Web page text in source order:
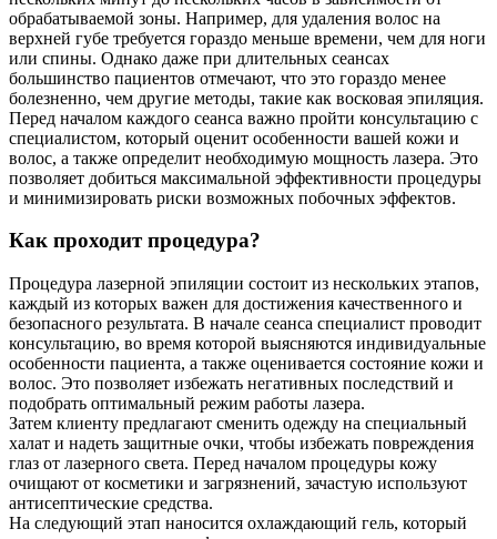
обрабатываемой зоны. Например, для удаления волос на
верхней губе требуется гораздо меньше времени, чем для ноги
или спины. Однако даже при длительных сеансах
большинство пациентов отмечают, что это гораздо менее
болезненно, чем другие методы, такие как восковая эпиляция.
Перед началом каждого сеанса важно пройти консультацию с
специалистом, который оценит особенности вашей кожи и
волос, а также определит необходимую мощность лазера. Это
позволяет добиться максимальной эффективности процедуры
и минимизировать риски возможных побочных эффектов.
Как проходит процедура?
Процедура лазерной эпиляции состоит из нескольких этапов,
каждый из которых важен для достижения качественного и
безопасного результата. В начале сеанса специалист проводит
консультацию, во время которой выясняются индивидуальные
особенности пациента, а также оценивается состояние кожи и
волос. Это позволяет избежать негативных последствий и
подобрать оптимальный режим работы лазера.
Затем клиенту предлагают сменить одежду на специальный
халат и надеть защитные очки, чтобы избежать повреждения
глаз от лазерного света. Перед началом процедуры кожу
очищают от косметики и загрязнений, зачастую используют
антисептические средства.
На следующий этап наносится охлаждающий гель, который